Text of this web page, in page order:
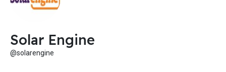
Solar Engine
@solarengine